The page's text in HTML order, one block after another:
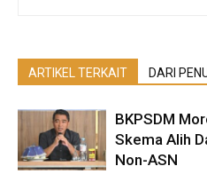
ARTIKEL TERKAIT DARI
BKPSDM
Skema Alih
Non-ASN